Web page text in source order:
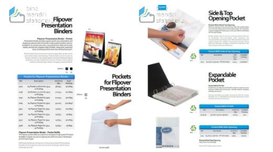
TO
WISH
LIST
TO
COMPARE
TO
WISH
LIST
TO
COMPARE